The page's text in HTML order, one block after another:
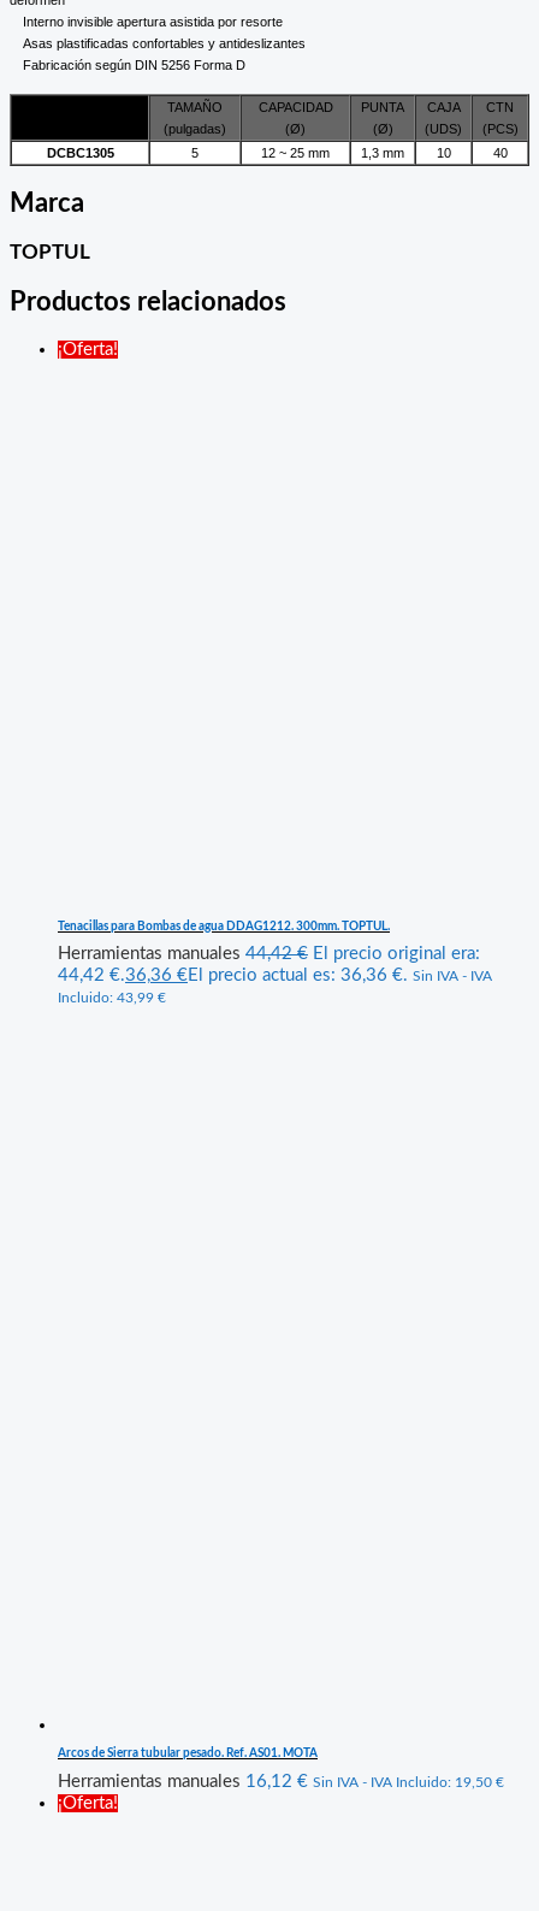
Interno invisible apertura asistida por resorte
Asas plastificadas confortables y antideslizantes
Fabricación según DIN 5256 Forma D
TAMAÑO
(pulgadas)
CAPACIDAD
(Ø)
PUNTA
(Ø)
CAJA
(UDS)
CTN
(PCS)
DCBC1305
5 12 ~ 25 mm 1,3 mm 10 40
Marca
TOPTUL
Productos relacionados
¡Oferta!
Tenacillas para Bombas de agua DDAG1212. 300mm. TOPTUL.
Herramientas manuales 44,42€ El precio original era:
44,42 €.36,36 €El precio actual es: 36,36 €. Sin IVA - IVA
Incluido: 43,99 €
Arcos de Sierra tubular pesado. Ref. AS01. MOTA
Herramientas manuales 16,12 € Sin IVA - IVA Incluido: 19,50 €
¡Oferta!